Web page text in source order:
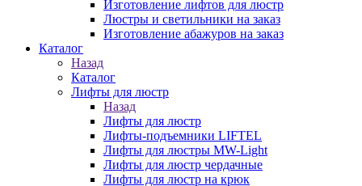
Изготовление лифтов для люстр
Люстры и светильники на заказ
Изготовление абажуров на заказ
Каталог
Назад
Каталог
Лифты для люстр
Назад
Лифты для люстр
Лифты-подъемники LIFTEL
Лифты для люстры MW-Light
Лифты для люстр чердачные
Лифты для люстр на крюк